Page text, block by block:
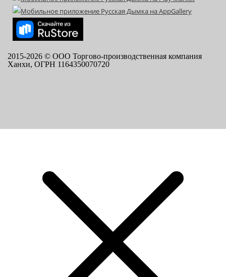
2015-2026 © ООО Торгово-производственная компания
Ханхи, ОГРН 1164350070720